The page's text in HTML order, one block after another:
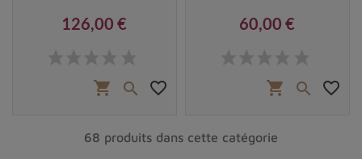
126,00 €
shopping_cart  favorite_border
60,00 €
shopping_cart  favorite_border
68 produits dans cette catégorie